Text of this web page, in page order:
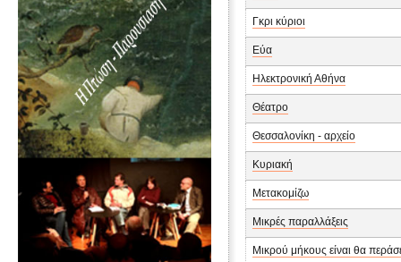
Γκρι κύριοι
Εύα
Ηλεκτρονική Αθήνα
Θέατρο
Θεσσαλονίκη - αρχείο
Κυριακή
Μετακομίζω
Μικρές παραλλάξεις
Μικρού μήκους είναι θα